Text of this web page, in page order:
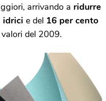
arrivando a ridurre
idrici e del 16 per cento
del 2009.